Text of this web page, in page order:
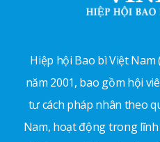
Hiệp hội Bao bì Việt Nam
năm 2001, bao gồm hội
tư cách pháp nhân theo
Nam, hoạt động trong